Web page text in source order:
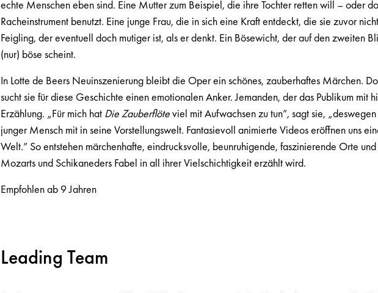
echte Menschen eben sind. Eine Mutter zum Beispiel, die ihre Tochter retten will – oder
Racheinstrument benutzt. Eine junge Frau, die in sich eine Kraft entdeckt, die sie zuvor
Feigling, der eventuell doch mutiger ist, als er denkt. Ein Bösewicht, der auf den zweiten
(nur) böse scheint.
In Lotte de Beers Neuinszenierung bleibt die Oper ein schönes, zauberhaftes Märchen.
sucht sie für diese Geschichte einen emotionalen Anker. Jemanden, der das Publikum mit
Erzählung. „Für mich hat Die Zauberflöteviel mit Aufwachsen zu tun”, sagt sie,
junger Mensch mit in seine Vorstellungswelt. Fantasievoll animierte Videos eröffnen uns
Welt.” So entstehen märchenhafte, eindrucksvolle, beunruhigende, faszinierende Orte
Mozarts und Schikaneders Fabel in all ihrer Vielschichtigkeit erzählt wird.
Empfohlen ab 9 Jahren
Leading Team